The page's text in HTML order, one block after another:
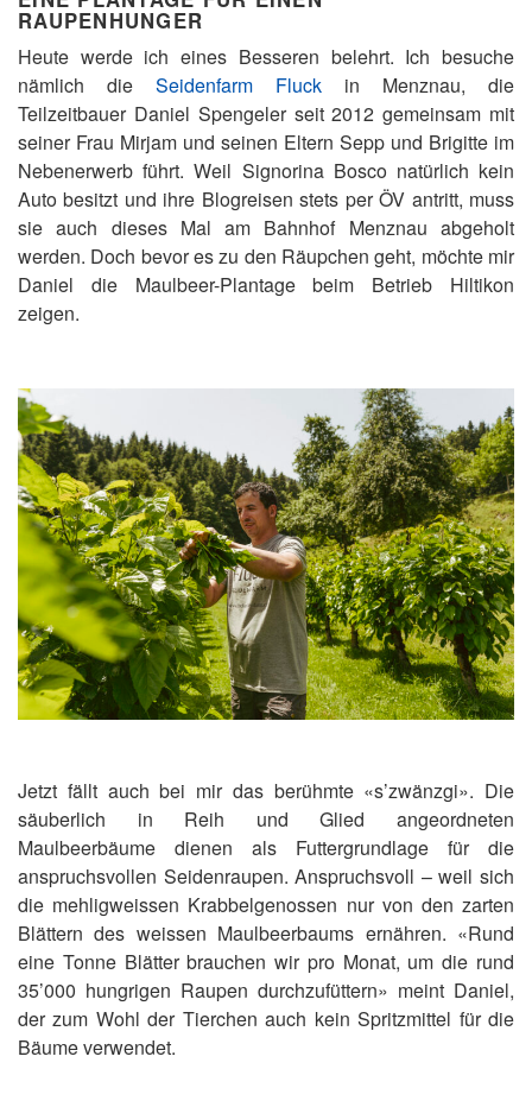
RAUPENHUNGER
Heute werde ich eines Besseren belehrt. Ich besuche
nämlich die Seidenfarm Fluck in Menznau, die
Teilzeitbauer Daniel Spengeler seit 2012 gemeinsam mit
seiner Frau Mirjam und seinen Eltern Sepp und Brigitte im
Nebenerwerb führt. Weil Signorina Bosco natürlich kein
Auto besitzt und ihre Blogreisen stets per ÖV antritt, muss
sie auch dieses Mal am Bahnhof Menznau abgeholt
werden. Doch bevor es zu den Räupchen geht, möchte mir
Daniel die Maulbeer-Plantage beim Betrieb Hiltikon
zeigen.
Jetzt fällt auch bei mir das berühmte «s’zwänzgi». Die
säuberlich in Reih und Glied angeordneten
Maulbeerbäume dienen als Futtergrundlage für die
anspruchsvollen Seidenraupen. Anspruchsvoll – weil sich
die mehligweissen Krabbelgenossen nur von den zarten
Blättern des weissen Maulbeerbaums ernähren. «Rund
eine Tonne Blätter brauchen wir pro Monat, um die rund
35’000 hungrigen Raupen durchzufüttern» meint Daniel,
der zum Wohl der Tierchen auch kein Spritzmittel für die
Bäume verwendet.